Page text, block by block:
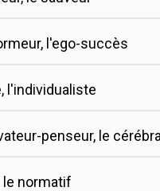
l'ego-succès
l'individualiste
penseur, le
le normatif